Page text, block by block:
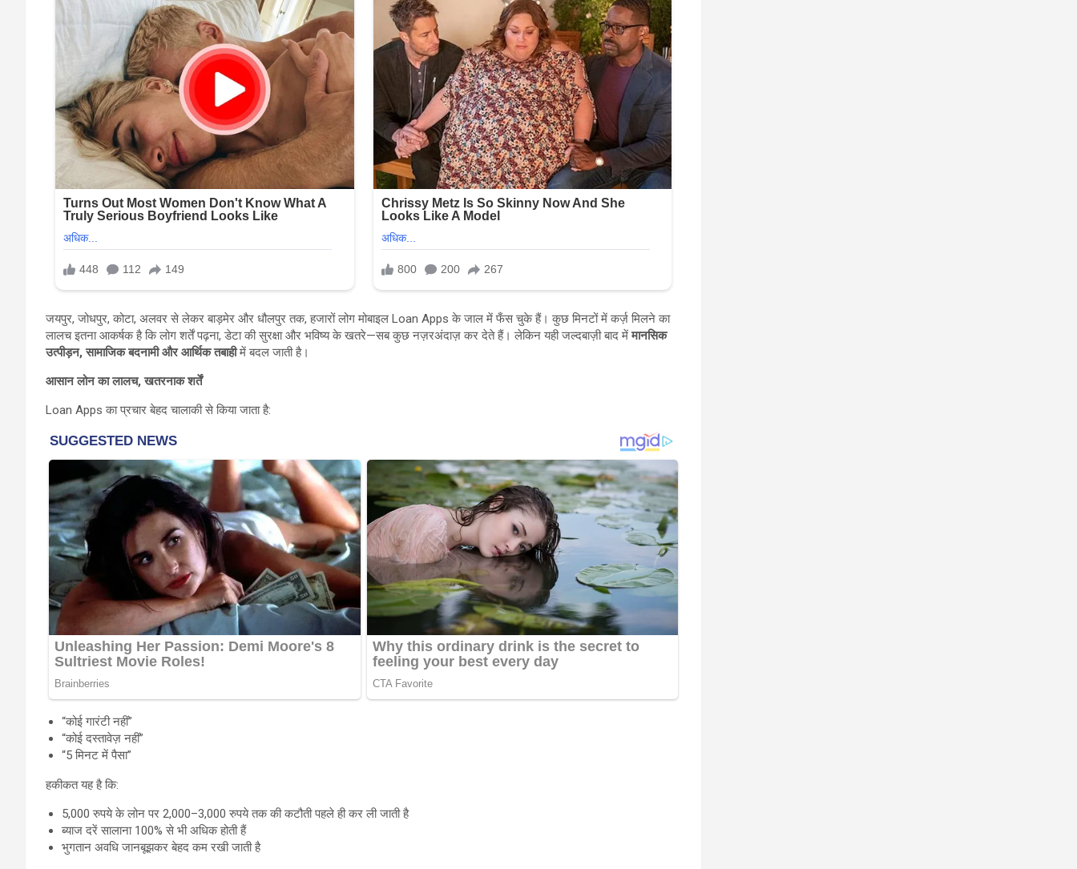
जयपुर, जोधपुर, कोटा, अलवर से लेकर बाड़मेर और धौलपुर तक, हजारों लोग मोबाइल Loan Apps के जाल में फँस चुके हैं। कुछ मिनटों में कर्ज़ मिलने का
लालच इतना आकर्षक है कि लोग शर्तें पढ़ना, डेटा की सुरक्षा और भविष्य के खतरे—सब कुछ नज़रअंदाज़ कर देते हैं। लेकिन यही जल्दबाज़ी बाद मेंमानसिक
उत्पीड़न, सामाजिक बदनामी और आर्थिक तबाहीमें बदल जाती है।
आसान लोन का लालच, खतरनाक शर्तें
Loan Apps का प्रचार बेहद चालाकी से किया जाता है:
“कोई गारंटी नहीं”
“कोई दस्तावेज़ नहीं”
“5 मिनट में पैसा”
हकीकत यह है कि:
5,000 रुपये के लोन पर 2,000–3,000 रुपये तक की कटौती पहले ही कर ली जाती है
ब्याज दरें सालाना 100% से भी अधिक होती हैं
भुगतान अवधि जानबूझकर बेहद कम रखी जाती है